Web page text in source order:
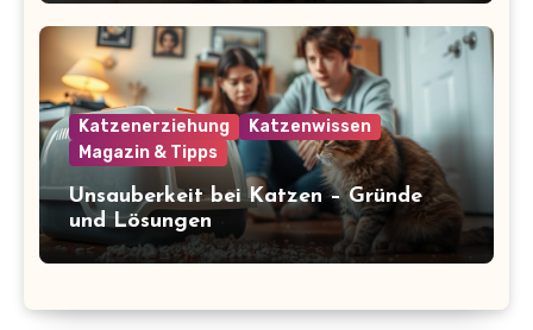
Katzenerziehung
Katzenwissen
Magazin & Tipps
Unsauberkeit bei Katzen – Gründe
und Lösungen